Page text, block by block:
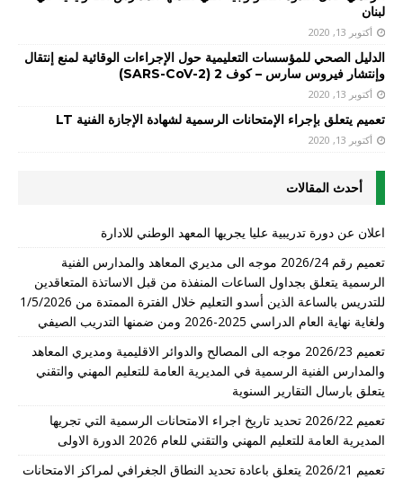
لبنان
أكتوبر 13, 2020
الدليل الصحي للمؤسسات التعليمية حول الإجراءات الوقائية لمنع إنتقال
وإنتشار فيروس سارس – كوف 2 (SARS-CoV-2)
أكتوبر 13, 2020
تعميم يتعلق بإجراء الإمتحانات الرسمية لشهادة الإجازة الفنية LT
أكتوبر 13, 2020
أحدث المقالات
اعلان عن دورة تدريبية عليا يجريها المعهد الوطني للادارة
تعميم رقم 2026/24 موجه الى مديري المعاهد والمدارس الفنية
الرسمية يتعلق بجداول الساعات المنفذة من قبل الاساتذة المتعاقدين
للتدريس بالساعة الذين أسدو التعليم خلال الفترة الممتدة من 1/5/2026
ولغاية نهاية العام الدراسي 2025-2026 ومن ضمنها التدريب الصيفي
تعميم 2026/23 موجه الى المصالح والدوائر الاقليمية ومديري المعاهد
والمدارس الفنية الرسمية في المديرية العامة للتعليم المهني والتقني
يتعلق بارسال التقارير السنوية
تعميم 2026/22 تحديد تاريخ اجراء الامتحانات الرسمية التي تجريها
المديرية العامة للتعليم المهني والتقني للعام 2026 الدورة الاولى
تعميم 2026/21 يتعلق باعادة تحديد النطاق الجغرافي لمراكز الامتحانات